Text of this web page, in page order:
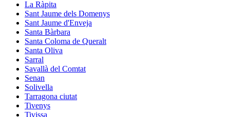
La Ràpita
Sant Jaume dels Domenys
Sant Jaume d'Enveja
Santa Bàrbara
Santa Coloma de Queralt
Santa Oliva
Sarral
Savallà del Comtat
Senan
Solivella
Tarragona ciutat
Tivenys
Tivissa